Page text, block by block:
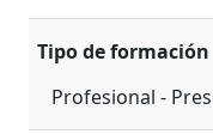
Tipo de formación
Profesional -